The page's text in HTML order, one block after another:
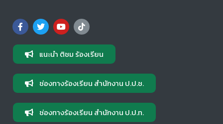
แนะนำ ติชม ร้องเรียน
ช่องทางร้องเรียน สำนักงาน ป.ป.ช.
ช่องทางร้องเรียน สำนักงาน ป.ป.ท.